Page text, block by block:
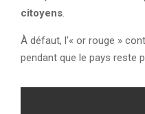
citoyens.
À défaut, l’« or rouge »
pendant que le pays reste